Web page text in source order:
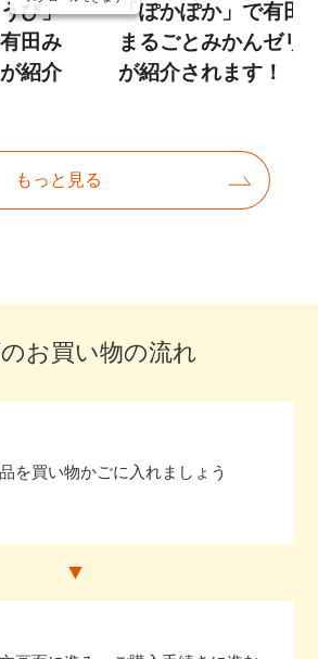
お買い物の流れ
を買い物かごに入れましょう